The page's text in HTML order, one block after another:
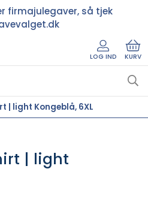
firmajulegaver, så tjek
LOG IND KURV
| light Kongeblå, 6XL
| light